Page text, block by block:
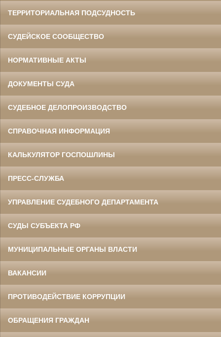
ТЕРРИТОРИАЛЬНАЯ ПОДСУДНОСТЬ
СУДЕЙСКОЕ СООБЩЕСТВО
НОРМАТИВНЫЕ АКТЫ
ДОКУМЕНТЫ СУДА
СУДЕБНОЕ ДЕЛОПРОИЗВОДСТВО
СПРАВОЧНАЯ ИНФОРМАЦИЯ
КАЛЬКУЛЯТОР ГОСПОШЛИНЫ
ПРЕСС-СЛУЖБА
УПРАВЛЕНИЕ СУДЕБНОГО ДЕПАРТАМЕНТА
СУДЫ СУБЪЕКТА РФ
МУНИЦИПАЛЬНЫЕ ОРГАНЫ ВЛАСТИ
ВАКАНСИИ
ПРОТИВОДЕЙСТВИЕ КОРРУПЦИИ
ОБРАЩЕНИЯ ГРАЖДАН